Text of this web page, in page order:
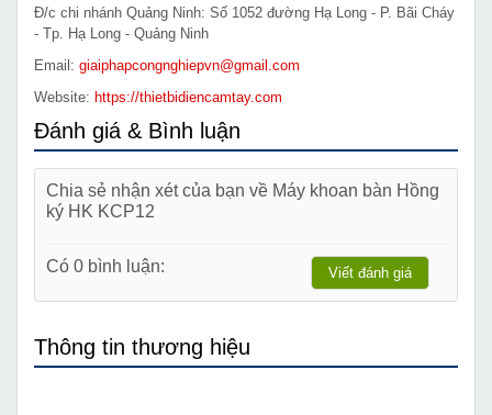
Đ/c chi nhánh Quảng Ninh: Số 1052 đường Hạ Long - P. Bãi Cháy
- Tp. Hạ Long - Quảng Ninh
Email: giaiphapcongnghiepvn@gmail.com
Website: https://thietbidiencamtay.com
Đánh giá & Bình luận
Chia sẻ nhận xét của bạn về Máy khoan bàn Hồng
ký HK KCP12
Có 0 bình luận: Viết đánh giá
Thông tin thương hiệu